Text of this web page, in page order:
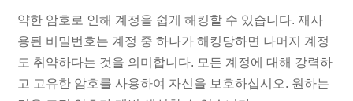
약한 암호로 인해 계정을 쉽게 해킹할 수 있습니다. 재사
용된 비밀번호는 계정 중 하나가 해킹당하면 나머지 계정
도 취약하다는 것을 의미합니다. 모든 계정에 대해 강력하
고 고유한 암호를 사용하여 자신을 보호하십시오. 원하는